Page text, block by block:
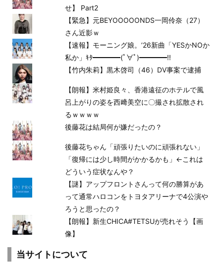
せ】 Part2
【緊急】元BEYOOOOONDS一岡伶奈（27）
さん近影ｗ
【速報】モーニング娘。’26新曲「YESかNOか
私か」ｷﾀ━━━━(ﾟ∀ﾟ)━━━━!!
【竹内朱莉】黒木啓司（46）DV事案で逮捕
【朗報】米村姫良々、香港遠征のホテルで風
呂上がりの姿を西﨑美空に〇撮され拡散され
るｗｗｗｗ
後藤花は結局何が嫌だったの？
後藤花ちゃん「頑張りたいのに頑張れない」
「復帰には少し時間がかかるかも」←これは
どういう症状なんや？
【謎】アップフロントさんって何の勝算があ
って通常ハロコンをトヨタアリーナで4公演や
ろうと思ったの？
【朗報】新生CHICA#TETSUが売れそう【画
像】
当サイトについて